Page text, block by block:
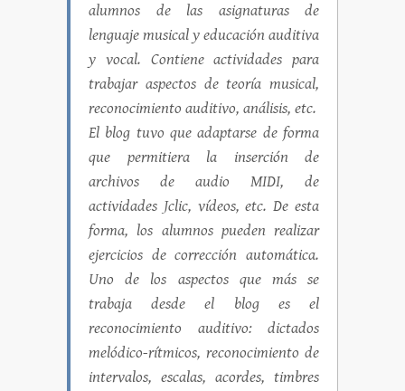
alumnos de las asignaturas de
lenguaje musical y educación auditiva
y vocal. Contiene actividades para
trabajar aspectos de teoría musical,
reconocimiento auditivo, análisis, etc.
El blog tuvo que adaptarse de forma
que permitiera la inserción de
archivos de audio MIDI, de
actividades Jclic, vídeos, etc. De esta
forma, los alumnos pueden realizar
ejercicios de corrección automática.
Uno de los aspectos que más se
trabaja desde el blog es el
reconocimiento auditivo: dictados
melódico-rítmicos, reconocimiento de
intervalos, escalas, acordes, timbres